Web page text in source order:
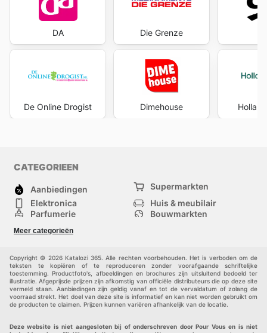
DA
De Online Drogist
Die Grenze
Dimehouse
CATEGORIEEN
Aanbiedingen
Supermarkten
Elektronica
Huis & meubilair
Parfumerie
Bouwmarkten
Kinderen
Meer categorieën
Copyright © 2026 Katalozi 365. Alle rechten voorbehouden. Het is verboden om de
teksten te kopiëren of te reproduceren zonder voorafgaande schriftelijke
toestemming. Productfoto's, afbeeldingen en brochures zijn uitsluitend bedoeld ter
illustratie. Afgeprijsde prijzen zijn afkomstig van officiële distributeurs die op deze site
vermeld staan. Aanbiedingen zijn geldig vanaf en tot de vervaldatum of zolang de
voorraad strekt. Het doel van deze site is informatief en kan niet worden gebruikt om
de producten te claimen. Prijzen kunnen variëren afhankelijk van de locatie.
Deze website is niet aangesloten bij of onderschreven door Pour Vous en is niet